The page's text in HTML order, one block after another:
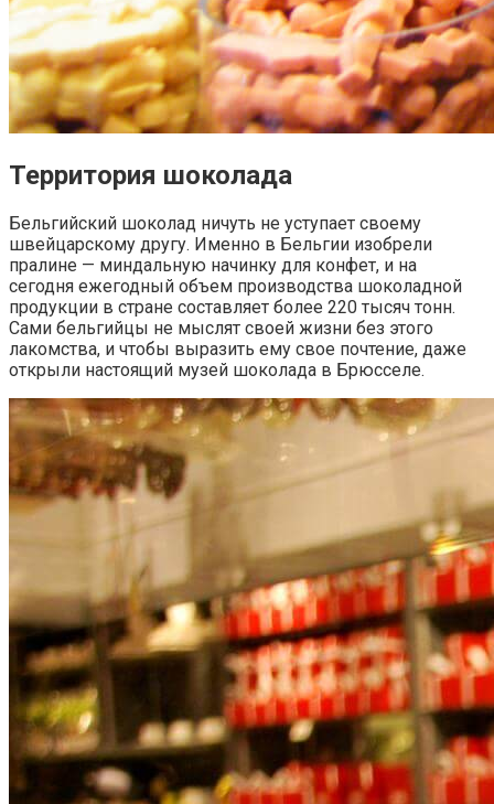
Территория шоколада
Бельгийский шоколад ничуть не уступает своему
швейцарскому другу. Именно в Бельгии изобрели
пралине — миндальную начинку для конфет, и на
сегодня ежегодный объем производства шоколадной
продукции в стране составляет более 220 тысяч тонн.
Сами бельгийцы не мыслят своей жизни без этого
лакомства, и чтобы выразить ему свое почтение, даже
открыли настоящий музей шоколада в Брюсселе.